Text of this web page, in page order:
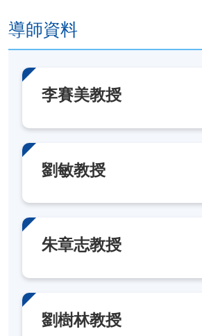
導師資料
李賽美教授
劉敏教授
朱章志教授
劉樹林教授